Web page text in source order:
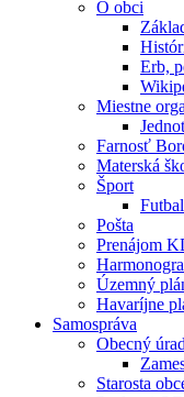
O obci
Erb,
Miestne
Farnosť
Materská
Šport
Pošta
Prenájom
Územný
Havaríjne
Samospráva
Obecný úrad
Starosta